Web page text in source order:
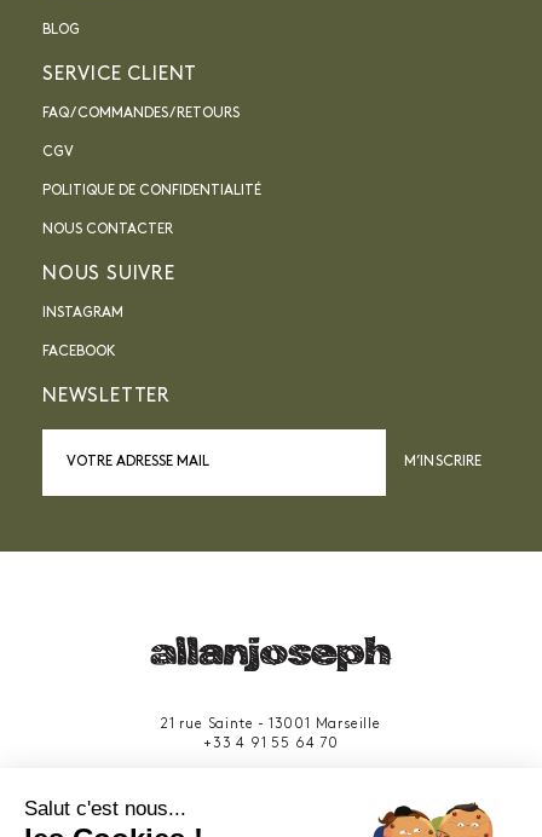
BLOG
SERVICE CLIENT
FAQ / COMMANDES / RETOURS
CGV
POLITIQUE DE CONFIDENTIALITÉ
NOUS CONTACTER
NOUS SUIVRE
INSTAGRAM
FACEBOOK
NEWSLETTER
M’INSCRIRE
21 rue Sainte - 13001 Marseille
+33 4 91 55 64 70
Salut c'est nous...